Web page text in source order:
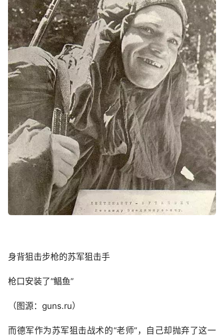
身背狙击步枪的苏军狙击手
枪口安装了“鲳鱼”
（图源：guns.ru）
而德军作为苏军狙击战术的“老师”，自己却抛弃了这一